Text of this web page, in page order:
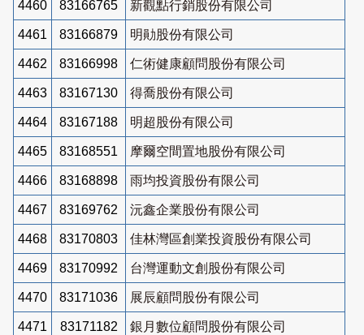
4460 83166765 新觀點行銷股份有限公司
4461 83166879 明勛股份有限公司
4462 83166998 仁術健康顧問股份有限公司
4463 83167130 得喬股份有限公司
4464 83167188 明超股份有限公司
4465 83168551 摩爾空間置地股份有限公司
4466 83168898 雨均投資股份有限公司
4467 83169762 沅鑫企業股份有限公司
4468 83170803 佳林灣區創業投資股份有限公司
4469 83170992 台灣運動文創股份有限公司
4470 83171036 展辰顧問股份有限公司
4471 83171182 銀月數位顧問股份有限公司